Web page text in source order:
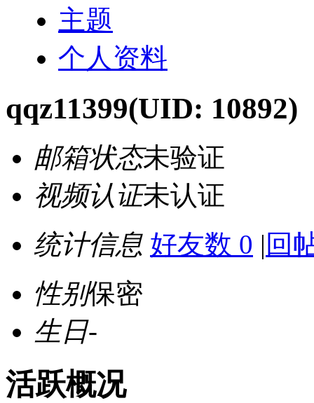
主题
个人资料
qqz11399(UID: 10892)
邮箱状态未验证
视频认证未认证
统计信息 好友数 0 | 回
性别保密
生日-
活跃概况